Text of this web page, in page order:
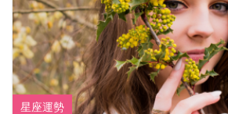
星座運勢